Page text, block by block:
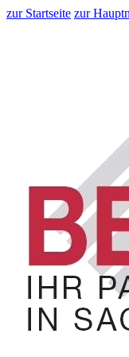
zur Startseite zur